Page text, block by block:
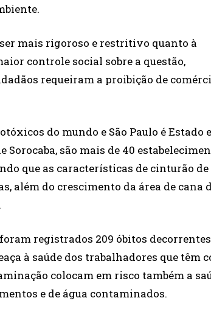
mais rigoroso e restritivo quanto à
controle social sobre a questão,
requeiram a proibição de
do mundo e São Paulo é Estado
Sorocaba, são mais de 40
que as características de cinturão de
além do crescimento da área de cana
registrados 209 óbitos
à saúde dos trabalhadores que têm
colocam em risco também a
e de água contaminados.